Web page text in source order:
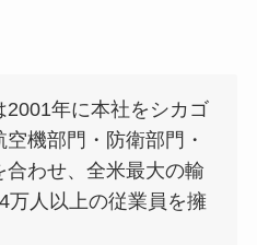
年に本社をシカゴ
機部門・防衛部門・
合わせ、全米最大の輸
万人以上の従業員を擁